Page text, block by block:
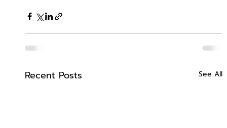
Recent Posts See All